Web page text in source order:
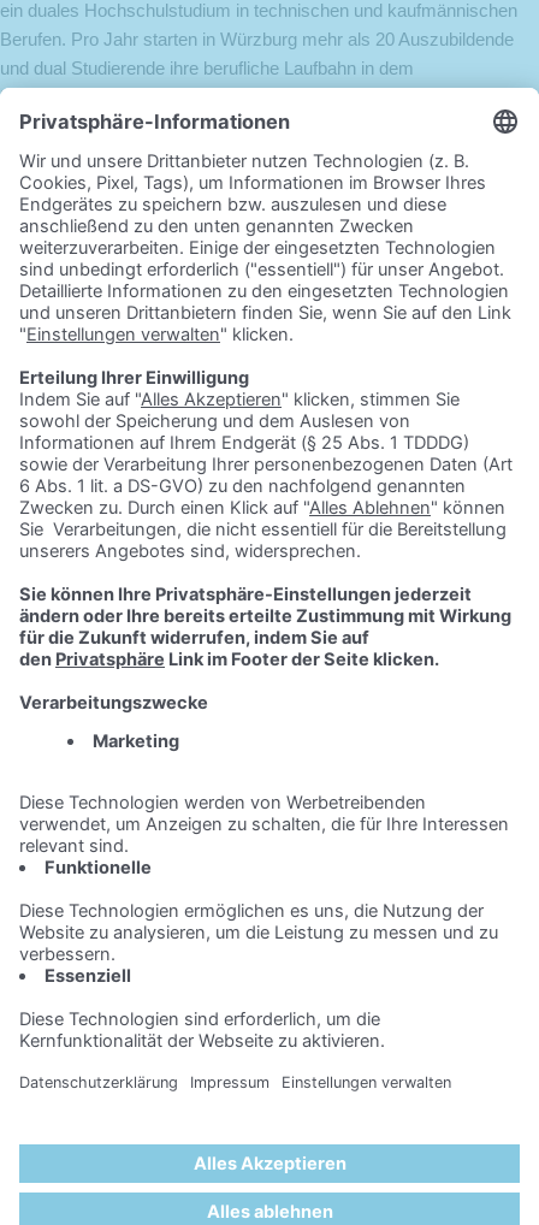
ein duales Hochschulstudium in technischen und kaufmännischen
Berufen. Pro Jahr starten in Würzburg mehr als 20 Auszubildende
und dual Studierende ihre berufliche Laufbahn in dem
Familienunternehmen.
Unsere Azubi Benefits:
Attraktive Vergütung inkl. Weihnachts- und Urlaubsgeld
30 Urlaubstage
Fahrtkostenzuschuss
Flexible Arbeitszeiten
Tolle Stimmung und ein super Team
kostenvergünstigte Fitnessstudionutzung, Azubi Sport,
Sportevents)
Vergünstigte Betriebsgastronomie
Moderne Arbeitsplatzausstattung – egal ob in der
Lehrwerkstatt oder am Schreibtisch
Personalisierte Laptops zur Nutzung innovativer
Lernmethoden
Mathe- und Englischunterricht zur Unterstützung neben der
Berufsschule
Einführungstage und regelmäßige Ausbildungsfahrten
Möglichkeit zum Auslandaufenthalt an einem unserer
weltweiten Standorte
Fotoshooting Arbeitgeberkampagne Azubis
Coburg
Impressum
Datenschutz
Mediadaten
Kontakt
Copyright © 2026 vmm wirtschaftsverlag gmbh
& co. kg